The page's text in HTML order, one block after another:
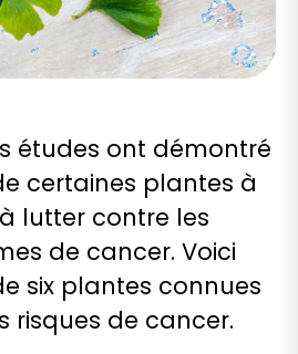
études ont démontré
certaines plantes à
lutter contre les
de cancer. Voici
six plantes connues
risques de cancer.